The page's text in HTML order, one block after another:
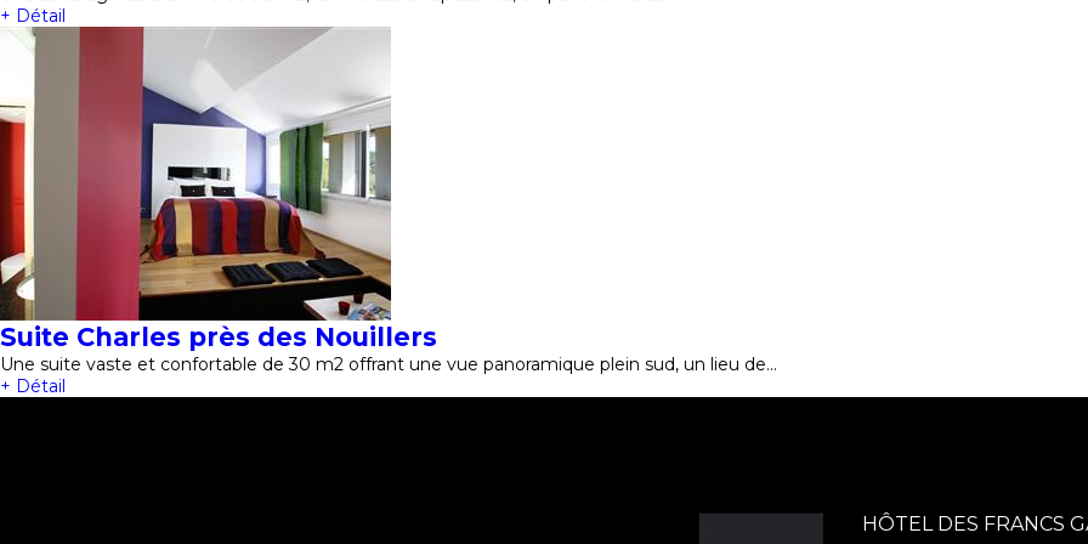
+ Détail
Suite Charles près des Nouillers
Une suite vaste et confortable de 30 m2 offrant une vue panoramique plein sud, un lieu de…
+ Détail
HÔTEL DES FRANCS